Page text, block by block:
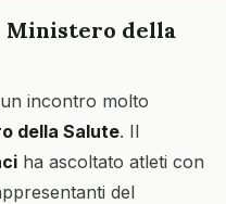
Ministero della
incontro molto
della Salute. Il
ha ascoltato atleti con
del